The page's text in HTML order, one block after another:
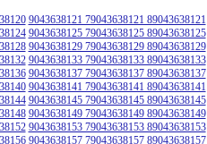
9043638121 79043638121 89043638121
9043638125 79043638125 89043638125
9043638129 79043638129 89043638129
9043638133 79043638133 89043638133
9043638137 79043638137 89043638137
9043638141 79043638141 89043638141
9043638145 79043638145 89043638145
9043638149 79043638149 89043638149
9043638153 79043638153 89043638153
9043638157 79043638157 89043638157